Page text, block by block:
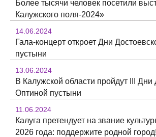
Более тысячи человек посетили
Калужского поля-2024»
14.06.2024
Гала-концерт откроет Дни
пустыни
13.06.2024
В Калужской области пройдут III Дни
Оптиной пустыни
11.06.2024
Калуга претендует на звание
2026 года: поддержите родной город!